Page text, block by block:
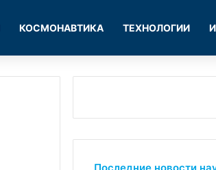
КОСМОНАВТИКА ТЕХНОЛОГИИ